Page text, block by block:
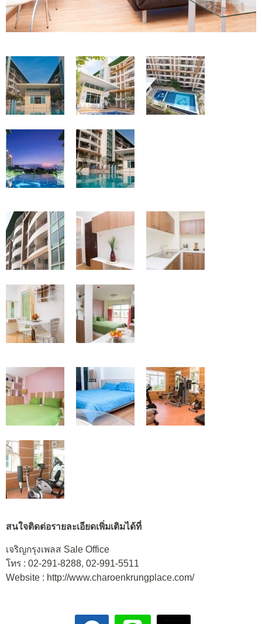
สนใจติดต่อรายละเอียดเพิ่มเติมได้ที่
เจริญกรุงเพลส Sale Office
โทร : 02-291-8288, 02-991-5511
Website : http://www.charoenkrungplace.com/